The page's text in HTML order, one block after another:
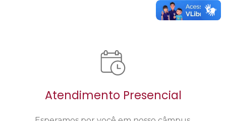
Atendimento Presencial